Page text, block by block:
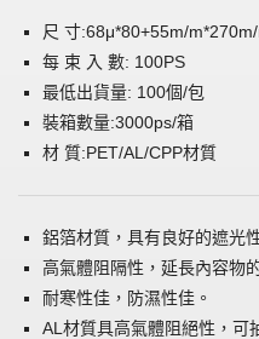
尺 寸:68μ*80+55m/
每 束 入 數: 100PS
最低出貨量: 100個/包
裝箱數量:3000ps/箱
材 質:PET/AL/CPP材質
鋁箔材質，具有良好的遮光
高氣體阻隔性，延長內容物
耐寒性佳，防濕性佳。
AL材質具高氣體阻絕性，可